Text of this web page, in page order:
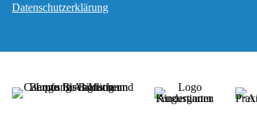
Datenschutzerklärung